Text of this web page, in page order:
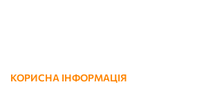
КОРИСНА ІНФОРМАЦІЯ